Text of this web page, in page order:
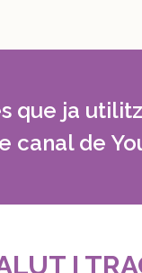
que ja
canal de
I